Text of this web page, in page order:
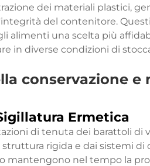
dei materiali plastici,
del contenitore.
alimenti una scelta più
in diverse condizioni di
conservazione
Ermetica
di tenuta dei barattoli di
struttura rigida e dai sistemi
mantengono nel tempo la